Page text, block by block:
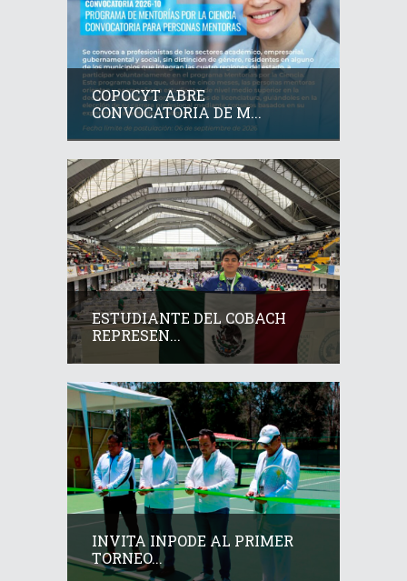
COPOCYT ABRE
CONVOCATORIA DE M...
ESTUDIANTE DEL COBACH
REPRESEN...
INVITA INPODE AL PRIMER
TORNEO...